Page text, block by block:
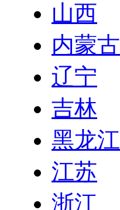
山西
内蒙古
辽宁
吉林
黑龙江
江苏
浙江